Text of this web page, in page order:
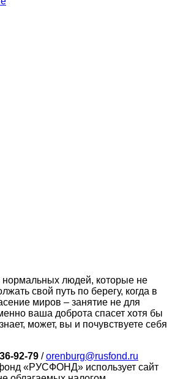
людей, которые не
свой путь по берегу, когда в
миров – занятие не для
ваша доброта спасет хотя бы
может, вы и почувствуете себя
92-79 /orenburg@rusfond.ru
«РУСФОНД» использует сайт